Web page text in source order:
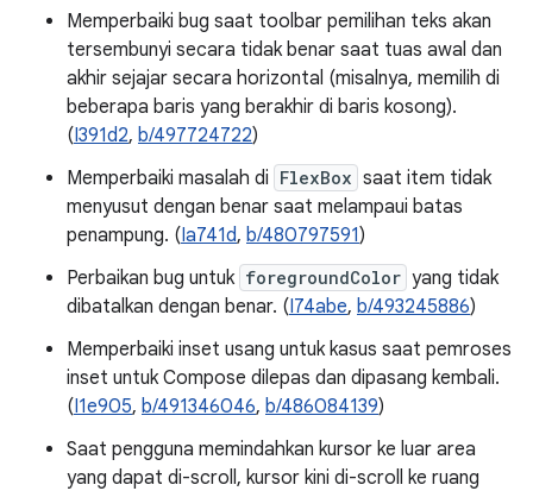
Memperbaiki bug saat toolbar pemilihan teks akan
tersembunyi secara tidak benar saat tuas awal dan
akhir sejajar secara horizontal (misalnya, memilih di
beberapa baris yang berakhir di baris kosong).
(I391d2, b/497724722)
Memperbaiki masalah di FlexBox saat item tidak
menyusut dengan benar saat melampaui batas
penampung. (Ia741d, b/480797591)
Perbaikan bug untuk foregroundColor yang tidak
dibatalkan dengan benar. (I74abe, b/493245886)
Memperbaiki inset usang untuk kasus saat pemroses
inset untuk Compose dilepas dan dipasang kembali.
(I1e905, b/491346046, b/486084139)
Saat pengguna memindahkan kursor ke luar area
yang dapat di-scroll, kursor kini di-scroll ke ruang